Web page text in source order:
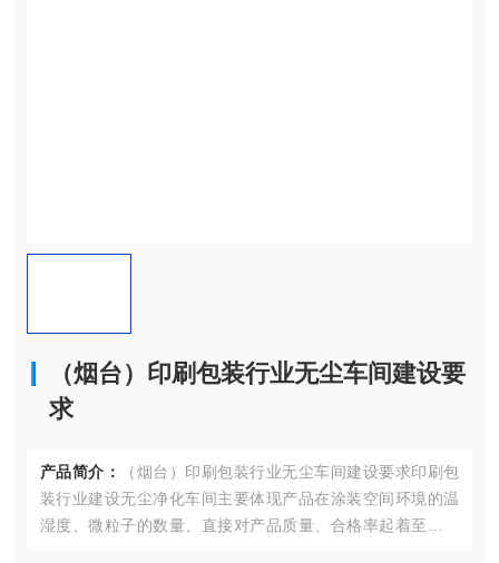
（烟台）印刷包装行业无尘车间建设要
求
产品简介：
（烟台）印刷包装行业无尘车间建设要求印刷包
装行业建设无尘净化车间主要体现产品在涂装空间环境的温
湿度、微粒子的数量、直接对产品质量、合格率起着至关重